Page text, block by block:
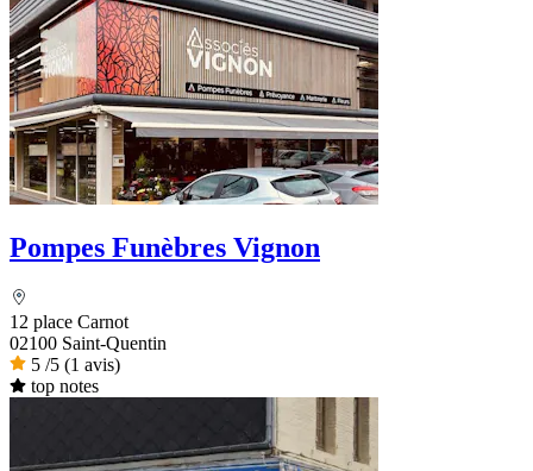
Pompes Funèbres Vignon
12 place Carnot
02100 Saint-Quentin
5 /5 (1 avis)
top notes